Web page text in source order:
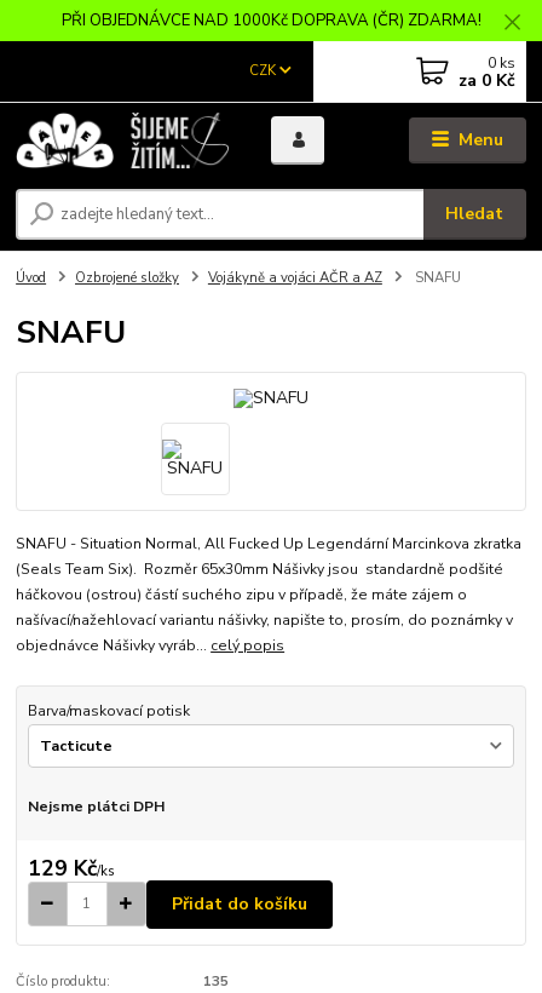
PŘI OBJEDNÁVCE NAD 1000Kč DOPRAVA (ČR) ZDARMA!
Menu
CZK
Hledat
0 ks
za 0 Kč
Úvod Ozbrojené složky Vojákyně a vojáci AČR a AZ SNAFU
SNAFU
SNAFU - Situation Normal, All Fucked Up Legendární Marcinkova zkratka
(Seals Team Six). Rozměr 65x30mm Nášivky jsou standardně podšité
háčkovou (ostrou) částí suchého zipu v případě, že máte zájem o
našívací/nažehlovací variantu nášivky, napište to, prosím, do poznámky v
objednávce Nášivky vyráb... celý popis
Barva/maskovací potisk
Nejsme plátci DPH
129 Kč/ks
Přidat do košíku
Číslo produktu: 135